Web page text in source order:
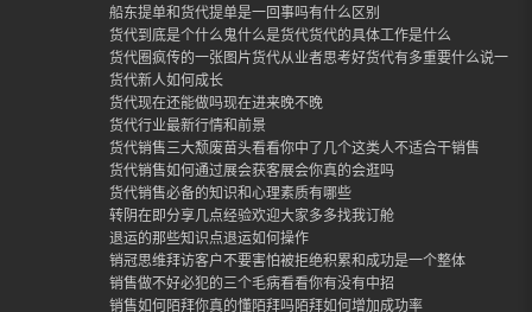
船东提单和货代提单是一回事吗有什么区别
货代到底是个什么鬼什么是货代货代的具体工作是什么
货代圈疯传的一张图片货代从业者思考好货代有多重要什么说一定
货代新人如何成长
货代现在还能做吗现在进来晚不晚
货代行业最新行情和前景
货代销售三大颓废苗头看看你中了几个这类人不适合干销售
货代销售如何通过展会获客展会你真的会逛吗
货代销售必备的知识和心理素质有哪些
转阴在即分享几点经验欢迎大家多多找我订舱
退运的那些知识点退运如何操作
销冠思维拜访客户不要害怕被拒绝积累和成功是一个整体
销售做不好必犯的三个毛病看看你有没有中招
销售如何陌拜你真的懂陌拜吗陌拜如何增加成功率